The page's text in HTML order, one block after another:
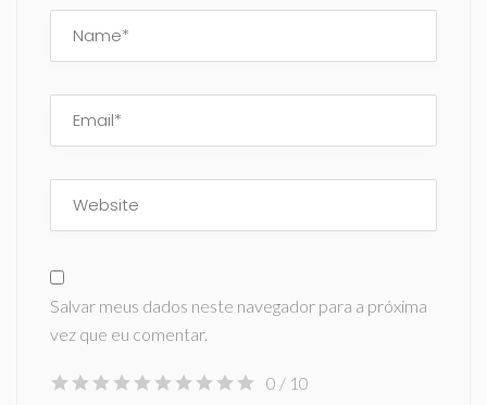
Salvar meus dados neste navegador para a próxima
vez que eu comentar.
0 / 10